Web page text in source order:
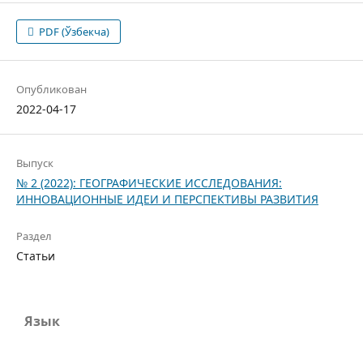
PDF (Ўзбекча)
Опубликован
2022-04-17
Выпуск
№ 2 (2022): ГЕОГРАФИЧЕСКИЕ ИССЛЕДОВАНИЯ:
ИННОВАЦИОННЫЕ ИДЕИ И ПЕРСПЕКТИВЫ РАЗВИТИЯ
Раздел
Статьи
Язык